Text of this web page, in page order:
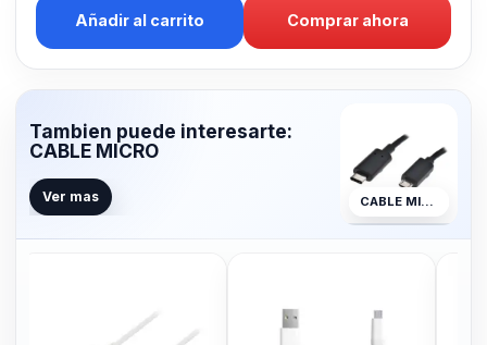
Añadir al carrito Comprar ahora
Tambien puede interesarte:
CABLE MICRO
Ver mas CABLE MICRO